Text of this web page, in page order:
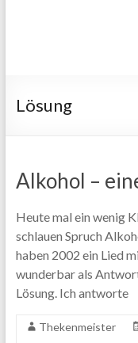
Lösung
Alkohol –
Heute mal ein wenig
schlauen Spruch
haben 2002 ein Lied
wunderbar als
Lösung. Ich antworte
Thekenmeister